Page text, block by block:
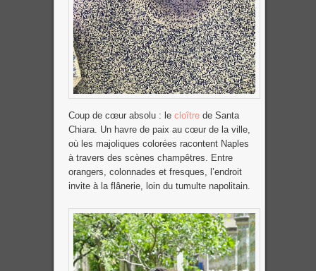
Coup de cœur absolu : le cloîtrede Santa
Chiara. Un havre de paix au cœur de la ville,
où les majoliques colorées racontent Naples
à travers des scènes champêtres. Entre
orangers, colonnades et fresques, l’endroit
invite à la flânerie, loin du tumulte napolitain.